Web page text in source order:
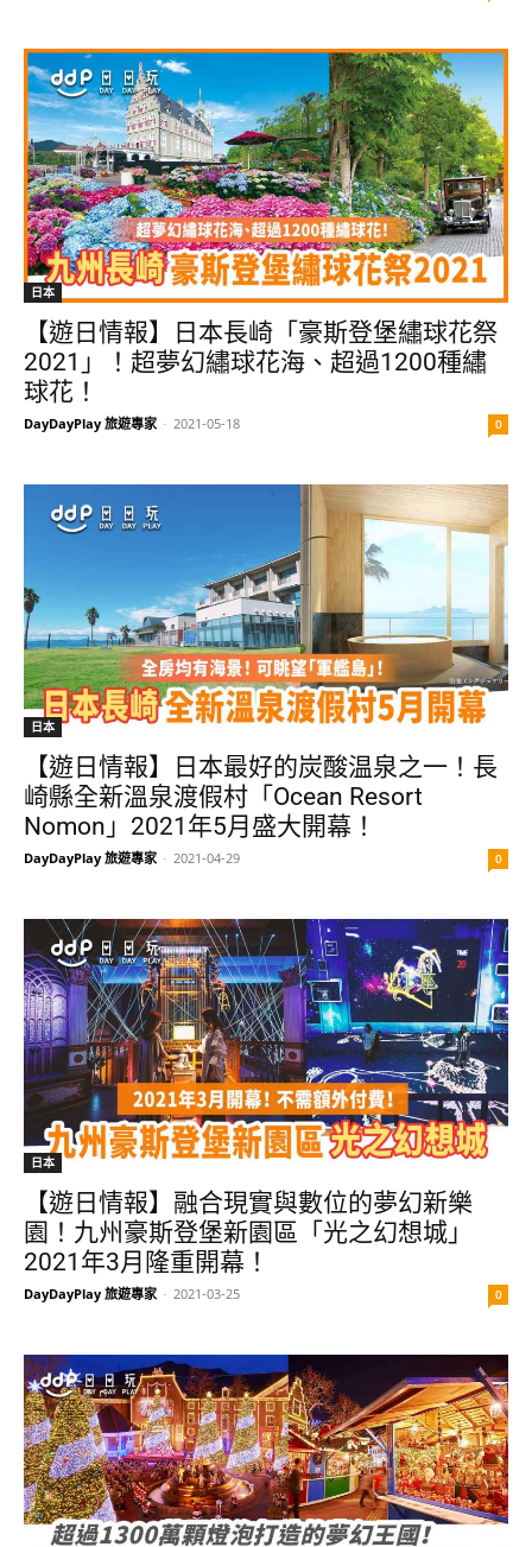
日本
【遊日情報】日本長崎「豪斯登堡繡球花祭
2021」！超夢幻繡球花海、超過1200種繡
球花！
DayDayPlay 旅遊專家 - 2021-05-18 0
日本
【遊日情報】日本最好的炭酸温泉之一！長
崎縣全新溫泉渡假村「Ocean Resort
Nomon」2021年5月盛大開幕！
DayDayPlay 旅遊專家 - 2021-04-29 0
日本
【遊日情報】融合現實與數位的夢幻新樂
園！九州豪斯登堡新園區「光之幻想城」
2021年3月隆重開幕！
DayDayPlay 旅遊專家 - 2021-03-25 0